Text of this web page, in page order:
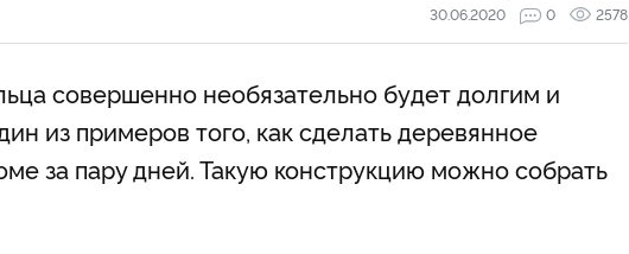
30.06.2020
0 2578
совершенно необязательно будет долгим и
из примеров того, как сделать деревянное
за пару дней. Такую конструкцию можно собрать